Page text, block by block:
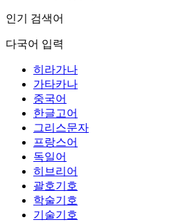
인기 검색어
다국어 입력
히라가나
가타카나
중국어
한글고어
그리스문자
프랑스어
독일어
히브리어
괄호기호
학술기호
기술기호